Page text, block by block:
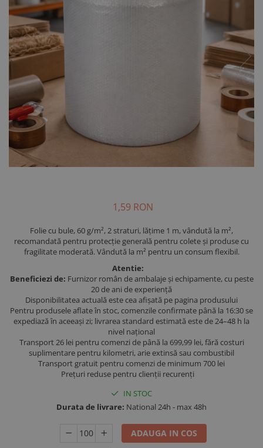
1,59 RON
Folie cu bule, 60 g/m², 2 straturi, lățime 1 m, vândută la m²,
recomandată pentru protecție generală pentru colete și produse cu
fragilitate moderată. Vândută la m² pentru un consum flexibil.
Atentie:
Beneficiezi de: Furnizor român de ambalaje și echipamente, cu peste
20 de ani de experiență
Disponibilitatea actuală este cea afișată pe pagina produsului
Pentru produsele aflate în stoc, comenzile confirmate până la 16:30 se
expediază în aceeași zi; livrarea standard estimată este de 24–48 h la
nivel național
Transport 26 lei pentru comenzi de până la 699,99 lei, fără costuri
suplimentare pentru kilometri, arie extinsă sau combustibil
Transport gratuit pentru comenzi de minimum 700 lei
Prețuri reduse pentru clienții recurenți
IN STOC
Durata de livrare: National 24h - max 48h
ADAUGA IN COS